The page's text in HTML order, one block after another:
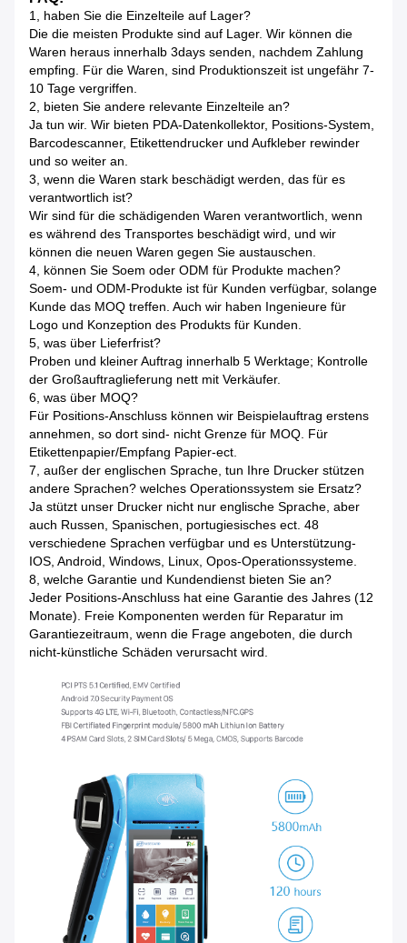
1, haben Sie die Einzelteile auf Lager?
Die die meisten Produkte sind auf Lager. Wir können die
Waren heraus innerhalb 3days senden, nachdem Zahlung
empfing. Für die Waren, sind Produktionszeit ist ungefähr 7-
10 Tage vergriffen.
2, bieten Sie andere relevante Einzelteile an?
Ja tun wir. Wir bieten PDA-Datenkollektor, Positions-System,
Barcodescanner, Etikettendrucker und Aufkleber rewinder
und so weiter an.
3, wenn die Waren stark beschädigt werden, das für es
verantwortlich ist?
Wir sind für die schädigenden Waren verantwortlich, wenn
es während des Transportes beschädigt wird, und wir
können die neuen Waren gegen Sie austauschen.
4, können Sie Soem oder ODM für Produkte machen?
Soem- und ODM-Produkte ist für Kunden verfügbar, solange
Kunde das MOQ treffen. Auch wir haben Ingenieure für
Logo und Konzeption des Produkts für Kunden.
5, was über Lieferfrist?
Proben und kleiner Auftrag innerhalb 5 Werktage; Kontrolle
der Großauftraglieferung nett mit Verkäufer.
6, was über MOQ?
Für Positions-Anschluss können wir Beispielauftrag erstens
annehmen, so dort sind- nicht Grenze für MOQ. Für
Etikettenpapier/Empfang Papier-ect.
7, außer der englischen Sprache, tun Ihre Drucker stützen
andere Sprachen? welches Operationssystem sie Ersatz?
Ja stützt unser Drucker nicht nur englische Sprache, aber
auch Russen, Spanischen, portugiesisches ect. 48
verschiedene Sprachen verfügbar und es Unterstützung-
IOS, Android, Windows, Linux, Opos-Operationssysteme.
8, welche Garantie und Kundendienst bieten Sie an?
Jeder Positions-Anschluss hat eine Garantie des Jahres (12
Monate). Freie Komponenten werden für Reparatur im
Garantiezeitraum, wenn die Frage angeboten, die durch
nicht-künstliche Schäden verursacht wird.